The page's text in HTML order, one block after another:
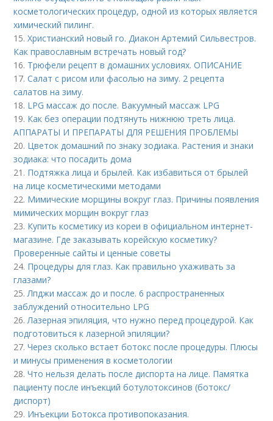
косметологических процедур, одной из которых является
химический пилинг.
15.Христианский новый го. Диакон Артемий Сильвестров.
Как православным встречать новый год?
16. Трюфели рецепт в домашних условиях. ОПИСАНИЕ
17.Салат с рисом или фасолью на зиму. 2 рецепта
салатов на зиму.
18. LPG массаж до после. Вакуумный массаж LPG
19. Как без операции подтянуть нижнюю треть лица.
АППАРАТЫ И ПРЕПАРАТЫ ДЛЯ РЕШЕНИЯ ПРОБЛЕМЫ
20. Цветок домашний по знаку зодиака. Растения и знаки
зодиака: что посадить дома
21. Подтяжка лица и брылей. Как избавиться от брылей
на лице косметическими методами
22. Мимические морщины вокруг глаз. Причины появления
мимических морщин вокруг глаз
23. Купить косметику из кореи в официальном интернет-
магазине. Где заказывать корейскую косметику?
Проверенные сайты и ценные советы
24. Процедуры для глаз. Как правильно ухаживать за
глазами?
25.Лпджи массаж до и после. 6 распространенных
заблуждений относительно LPG
26.Лазерная эпиляция, что нужно перед процедурой. Как
подготовиться к лазерной эпиляции?
27.Через сколько встает ботокс после процедуры. Плюсы
и минусы применения в косметологии
28.Что нельзя делать после диспорта на лице. Памятка
пациенту после инъекций ботулотоксинов (ботокс/
диспорт)
29. Инъекции Ботокса противопоказания.